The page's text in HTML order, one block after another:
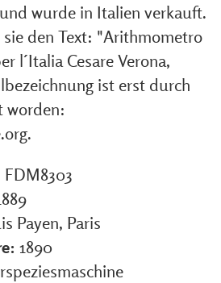
wurde in Italien verkauft.
den Text: "Arithmometro
l´Italia Cesare Verona,
ist erst durch
worden:
FDM8303
Payen, Paris
1890